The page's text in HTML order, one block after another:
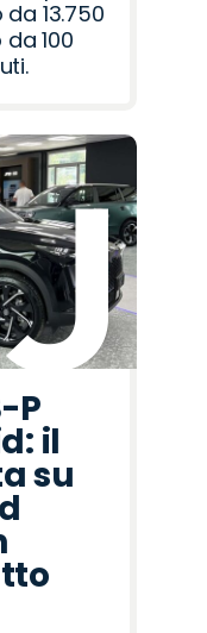
13.750
100
P
il
su